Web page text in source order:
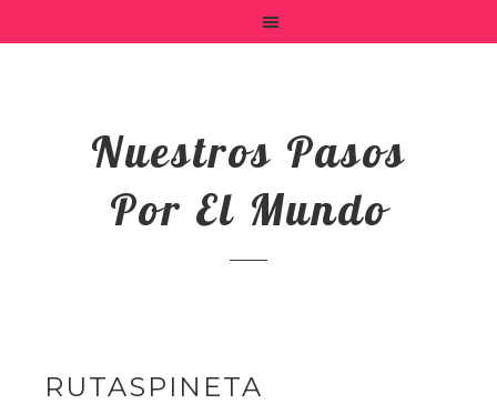
Nuestros Pasos
Por El Mundo
RUTASPINETA